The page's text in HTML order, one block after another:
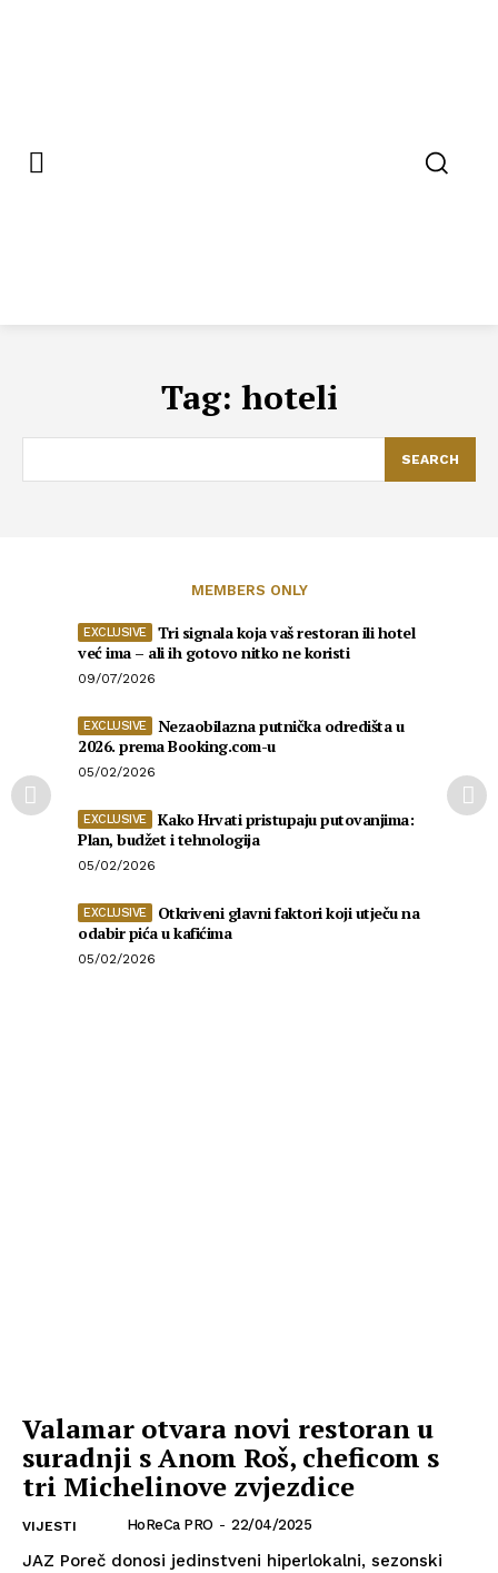
Tag: hoteli
SEARCH
MEMBERS ONLY
Tri signala koja vaš restoran ili hotel
već ima – ali ih gotovo nitko ne koristi
09/07/2026
Nezaobilazna putnička odredišta u
2026. prema Booking.com-u
05/02/2026
Kako Hrvati pristupaju putovanjima:
Plan, budžet i tehnologija
05/02/2026
Otkriveni glavni faktori koji utječu na
odabir pića u kafićima
05/02/2026
Valamar otvara novi restoran u
suradnji s Anom Roš, cheficom s
tri Michelinove zvjezdice
VIJESTI HoReCa PRO - 22/04/2025
JAZ Poreč donosi jedinstveni hiperlokalni, sezonski